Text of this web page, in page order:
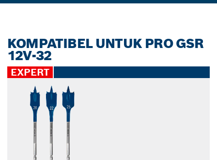
KOMPATIBEL UNTUK PRO GSR
12V-32
EXPERT